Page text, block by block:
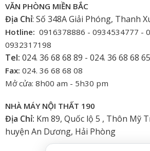
VĂN PHÒNG MIỀN BẮC
Địa Chỉ: Số 348A Giải Phóng, Thanh
Hotline: 0916378886 - 0934534777 -
0932317198
Tel: 024. 36 68 68 89 - 024. 36 68 68 65
Fax: 024. 36 68 68 08
Mở cửa: 8h00 am - 5h30 pm
NHÀ MÁY NỘI THẤT 190
Địa Chỉ: Km 89, Quốc lộ 5 , Thôn Mỹ
huyện An Dương, Hải Phòng